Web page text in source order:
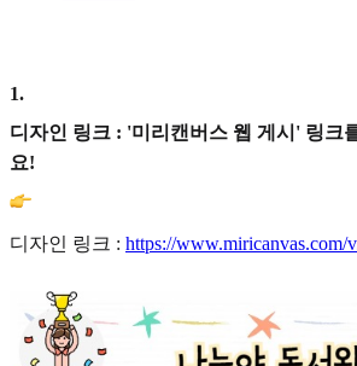
1.
디자인 링크 : '미리캔버스 웹 게시' 링크
요!
디자인 링크 : https://www.miricanvas.com/